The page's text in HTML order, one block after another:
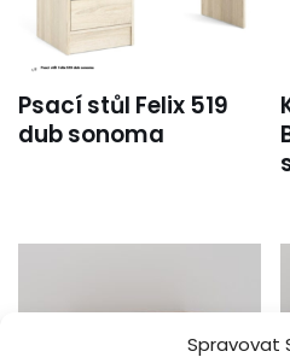
Spravovat
Psací stůl Felix 519
dub sonoma